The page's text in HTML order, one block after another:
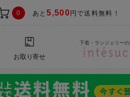
0 あと5,500 円で送料無料！
お取り寄せ
下着・ランジェリー